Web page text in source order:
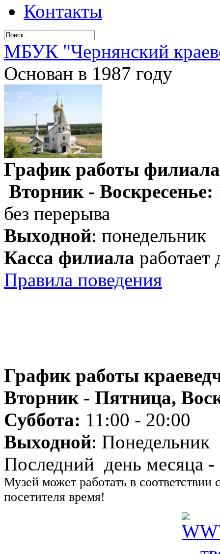
Контакты
МБУК "Чернянский
Основан в 1987 году
График работы
Вторник - Воскресенье:
без перерыва
Выходной: понедельник
Касса филиала работает
Правила поведения
График работы
Вторник - Пятница,
Суббота: 11:00 - 20:00
Выходной: Понедельник
Последний день месяца -
Музей может работать в
посетителя время!